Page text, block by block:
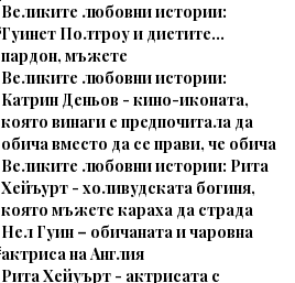
Великите любовни истории:
Гуинет Полтроу и диетите…
пардон, мъжете
Великите любовни истории:
Катрин Деньов - кино-иконата,
която винаги е предпочитала да
обича вместо да се прави, че обича
Великите любовни истории: Рита
Хейъурт - холивудската богиня,
която мъжете караха да страда
Нел Гуин – обичаната и чаровна
актриса на Англия
Рита Хейуърт - актрисата с